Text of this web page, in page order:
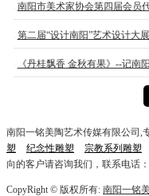
南阳市美术家协会第四届会员
第二届“设计南阳”艺术设计大
南阳一铭美陶艺术传媒有限公司,
塑
纪念性雕塑 宗教系列雕塑
向的客户请咨询我们，联系电话：
CopyRight © 版权所有: 南阳一铭